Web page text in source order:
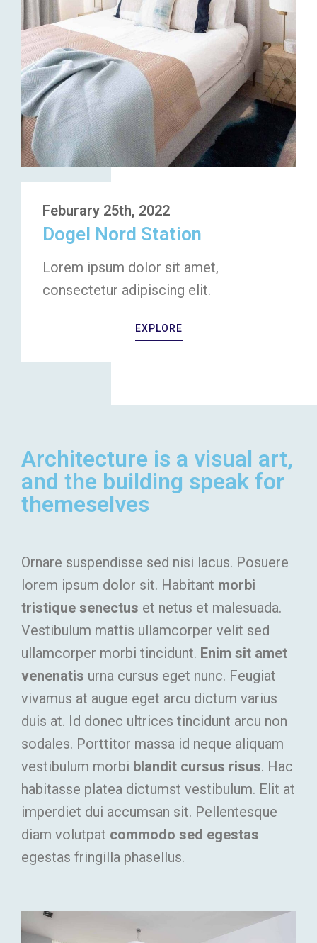
Feburary 25th, 2022
Dogel Nord Station
Lorem ipsum dolor sit amet,
consectetur adipiscing elit.
EXPLORE
Architecture is a visual art,
and the building speak for
themeselves
Ornare suspendisse sed nisi lacus. Posuere
lorem ipsum dolor sit. Habitant morbi
tristique senectus et netus et malesuada.
Vestibulum mattis ullamcorper velit sed
ullamcorper morbi tincidunt. Enim sit amet
venenatis urna cursus eget nunc. Feugiat
vivamus at augue eget arcu dictum varius
duis at. Id donec ultrices tincidunt arcu non
sodales. Porttitor massa id neque aliquam
vestibulum morbi blandit cursus risus. Hac
habitasse platea dictumst vestibulum. Elit at
imperdiet dui accumsan sit. Pellentesque
diam volutpat commodo sed egestas
egestas fringilla phasellus.